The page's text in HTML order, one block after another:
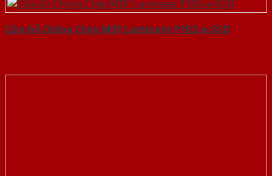
Cửa Gỗ Chống Cháy MDF Laminate P1R2-a-SGD